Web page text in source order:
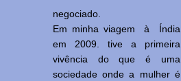
negociado.
Em minha viagem à Índia
em 2009. tive a primeira
vivência do que é uma
sociedade onde a mulher é